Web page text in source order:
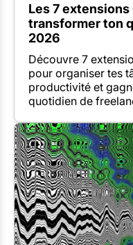
Les 7
transformer ton
2026
Découvre 7
pour organiser tes
productivité et
quotidien de